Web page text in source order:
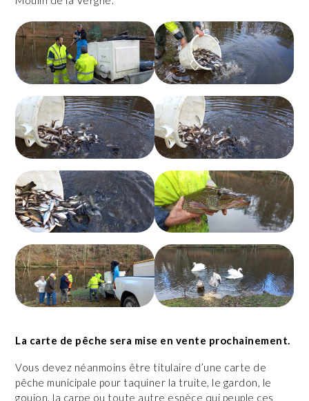
La carte de pêche sera mise en vente prochainement.
Vous devez néanmoins être titulaire d’une carte de
pêche municipale pour taquiner la truite, le gardon, le
goujon, la carpe ou toute autre espèce qui peuple ces